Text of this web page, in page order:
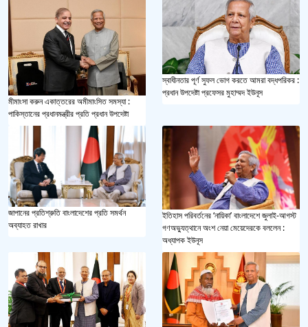
মীমাংসা করুন একাত্তরের অমীমাংসিত সমস্যা :
পাকিস্তানের প্রধানমন্ত্রীর প্রতি প্রধান উপদেষ্টা
স্বাধীনতার পূর্ণ সুফল ভোগ করতে আমরা বদ্ধপরিকর :
প্রধান উপদেষ্টা প্রফেসর মুহাম্মদ ইউনূস
জাপানের প্রতিশ্রুতি বাংলাদেশের প্রতি সমর্থন
অব্যাহত রাখার
ইতিহাস পরিবর্তনের ‘নায়িকা’ বাংলাদেশে জুলাই-আগস্ট
গণঅভ্যুত্থানে অংশ নেয়া মেয়েদেরকে বললেন :
অধ্যাপক ইউনূস